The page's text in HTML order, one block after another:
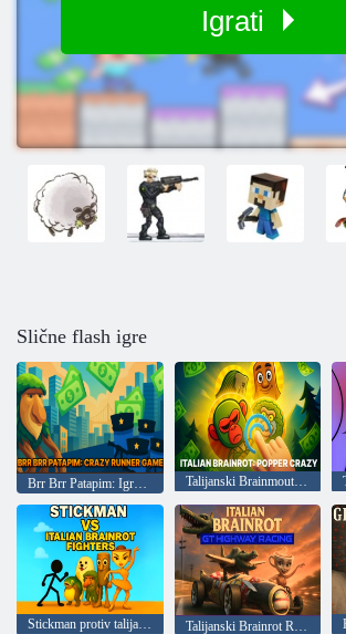
Igrati
Slične flash igre
Brr Brr Patapim: Igra ludog trkača Talijanski Brainmouth: Crazy Popper
Stickman protiv talijanskog mozga